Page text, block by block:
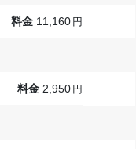
11,160 円
2,950 円